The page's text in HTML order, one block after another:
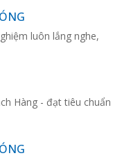
luôn lắng nghe,
Hàng - đạt tiêu chuẩn